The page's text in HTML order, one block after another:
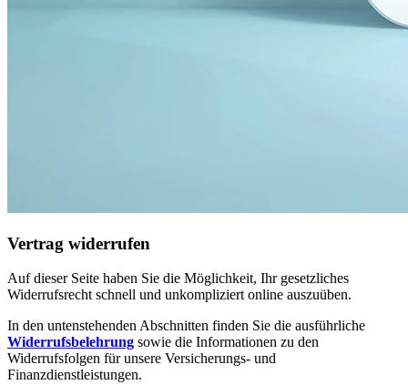
Vertrag widerrufen
Auf dieser Seite haben Sie die Möglichkeit, Ihr gesetzliches
Widerrufsrecht schnell und unkompliziert online auszuüben.
In den untenstehenden Abschnitten finden Sie die ausführliche
Widerrufsbelehrung sowie die Informationen zu den
Widerrufsfolgen für unsere Versicherungs- und
Finanzdienstleistungen.